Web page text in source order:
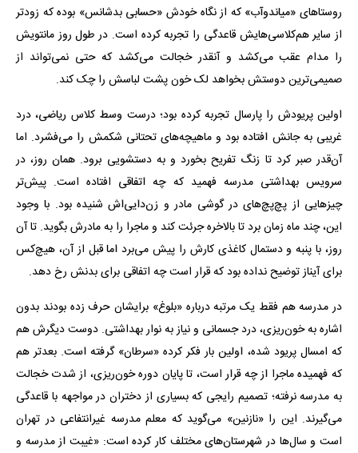
روستاهای «میاندوآب» که از نگاه خودش «حسابی بدشانس» بوده که زودتر
از سایر هم‌کلاسی‌هایش قاعدگی را تجربه کرده است. در طول روز مانتویش
را مدام عقب می‌کشد و آنقدر خجالت می‌کشد که حتی نمی‌تواند از
صمیمی‌ترین دوستش بخواهد لک خون پشت لباسش را چک کند.
اولین پریودش را پارسال تجربه کرده بود؛ درست وسط کلاس ریاضی، درد
غریبی به جانش افتاده بود و ماهیچه‌های تحتانی شکمش را می‌فشرد. اما
آن‌قدر صبر کرد تا زنگ تفریح بخورد و به دستشویی برود. همان روز، در
سرویس بهداشتی مدرسه فهمید که چه اتفاقی افتاده است. پیش‌تر
چیزهایی از پچ‌پچ‌های در گوشی مادر و زن‌دایی‌اش شنیده بود. با وجود
این، چند ماه زمان برد تا بالاخره جرئت کند و ماجرا را به مادرش بگوید. تا آن
روز، با پنبه و دستمال کاغذی کارش را پیش می‌برد اما قبل از آن، هیچ‌کس
برای آیناز توضیح نداده بود که قرار است چه اتفاقی برای بدنش رخ دهد.
در مدرسه هم فقط یک مرتبه درباره «بلوغ» برایشان حرف زده بودند بدون
اشاره به خون‌ریزی، درد جسمانی و نیاز به نوار بهداشتی. دوست دیگرش هم
که امسال پریود شده، اولین بار فکر کرده «سرطان» گرفته است. بعدتر هم
که فهمیده ماجرا از چه قرار است، تا پایان دوره خون‌ریزی، از شدت خجالت
به مدرسه نرفته؛ تصمیم رایجی که بسیاری از دختران در مواجهه با قاعدگی
می‌گیرند. این را «نازنین» می‌گوید که معلم مدرسه غیرانتفاعی در تهران
است و سال‌ها در شهرستان‌های مختلف کار کرده است: «غیبت از مدرسه و